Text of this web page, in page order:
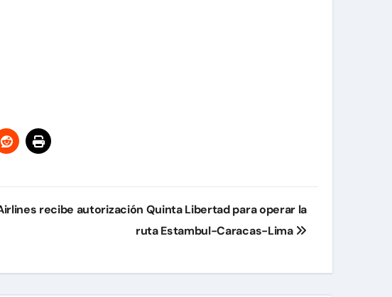
recibe autorización Quinta Libertad para operar la
ruta Estambul-Caracas-Lima